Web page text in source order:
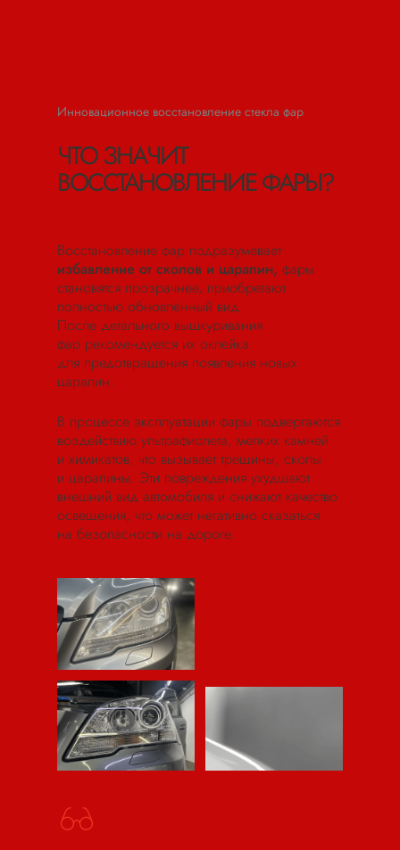
ЧТО ЗНАЧИТ
ВОССТАНОВЛЕНИЕ ФАРЫ?
Восстановление фар подразумевает
избавление от сколов и царапин, фары
становятся прозрачнее, приобретают
полностью обновлённый вид.
После детального вышкуривания
фар рекомендуется их оклейка
для предотвращения появления новых
царапин.
В процессе эксплуатации фары подвергаются
воздействию ультрафиолета, мелких камней
и химикатов, что вызывает трещины, сколы
и царапины. Эти повреждения ухудшают
внешний вид автомобиля и снижают качество
освещения, что может негативно сказаться
на безопасности на дороге.
Инновационное восстановление стекла фар